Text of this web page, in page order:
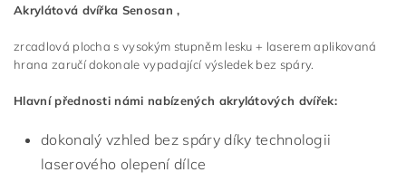
Akrylátová dvířka Senosan ,
zrcadlová plocha s vysokým stupněm lesku + laserem aplikovaná
hrana zaručí dokonale vypadající výsledek bez spáry.
Hlavní přednosti námi nabízených akrylátových dvířek:
dokonalý vzhled bez spáry díky technologii
laserového olepení dílce